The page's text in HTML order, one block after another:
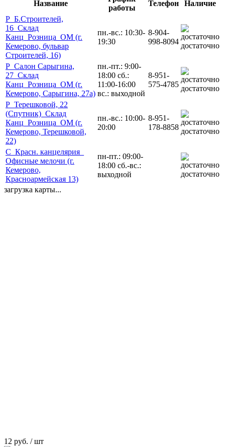
Название
работы
Телефон
Наличие
Р_Б.Строителей,
16_Склад
Канц_Розница_ОМ (г.
Кемерово, бульвар
Строителей, 16)
пн.-вс.: 10:30-
19:30
8-904-
998-8094 достаточно
Р_Салон Сарыгина,
27_Склад
Канц_Розница_ОМ (г.
Кемерово, Сарыгина, 27а)
пн.-пт.: 9:00-
18:00 сб.:
11:00-16:00
вс.: выходной
8-951-
575-4785 достаточно
Р_Терешковой, 22
(Спутник)_Склад
Канц_Розница_ОМ (г.
Кемерово, Терешковой,
22)
пн.-вс.: 10:00-
20:00
8-951-
178-8858 достаточно
С_Красн. канцелярия_
Офисные мелочи (г.
Кемерово,
Красноармейская 13)
пн-пт.: 09:00-
18:00 сб.-вс.:
выходной
достаточно
загрузка карты...
12 руб. / шт